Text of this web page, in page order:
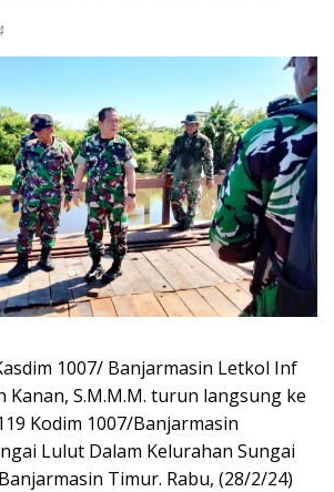
1007/ Banjarmasin Letkol Inf
S.M.M.M. turun langsung ke
Kodim 1007/Banjarmasin
Lulut Dalam Kelurahan Sungai
Timur. Rabu, (28/2/24)